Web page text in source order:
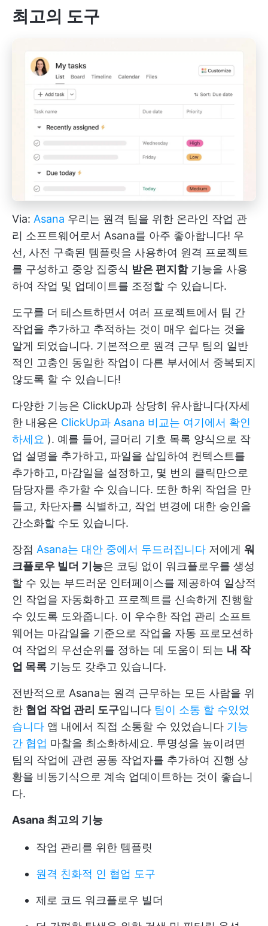
최고의 도구
Via: Asana 우리는 원격 팀을 위한 온라인 작업 관
리 소프트웨어로서 Asana를 아주 좋아합니다! 우
선, 사전 구축된 템플릿을 사용하여 원격 프로젝트
를 구성하고 중앙 집중식 받은 편지함기능을 사용
하여 작업 및 업데이트를 조정할 수 있습니다.
도구를 더 테스트하면서 여러 프로젝트에서 팀 간
작업을 추가하고 추적하는 것이 매우 쉽다는 것을
알게 되었습니다. 기본적으로 원격 근무 팀의 일반
적인 고충인 동일한 작업이 다른 부서에서 중복되지
않도록 할 수 있습니다!
다양한 기능은 ClickUp과 상당히 유사합니다(자세
한 내용은 ClickUp과 Asana 비교는 여기에서 확인
하세요 ). 예를 들어, 글머리 기호 목록 양식으로 작
업 설명을 추가하고, 파일을 삽입하여 컨텍스트를
추가하고, 마감일을 설정하고, 몇 번의 클릭만으로
담당자를 추가할 수 있습니다. 또한 하위 작업을 만
들고, 차단자를 식별하고, 작업 변경에 대한 승인을
간소화할 수도 있습니다.
장점 Asana는 대안 중에서 두드러집니다 저에게 워
크플로우 빌더 기능은 코딩 없이 워크플로우를 생성
할 수 있는 부드러운 인터페이스를 제공하여 일상적
인 작업을 자동화하고 프로젝트를 신속하게 진행할
수 있도록 도와줍니다. 이 우수한 작업 관리 소프트
웨어는 마감일을 기준으로 작업을 자동 프로모션하
여 작업의 우선순위를 정하는 데 도움이 되는 내 작
업 목록 기능도 갖추고 있습니다.
전반적으로 Asana는 원격 근무하는 모든 사람을 위
한 협업 작업 관리 도구입니다 팀이 소통 할 수있었
습니다 앱 내에서 직접 소통할 수 있었습니다 기능
간 협업 마찰을 최소화하세요. 투명성을 높이려면
팀의 작업에 관련 공동 작업자를 추가하여 진행 상
황을 비동기식으로 계속 업데이트하는 것이 좋습니
다.
Asana 최고의 기능
작업 관리를 위한 템플릿
원격 친화적 인 협업 도구
제로 코드 워크플로우 빌더